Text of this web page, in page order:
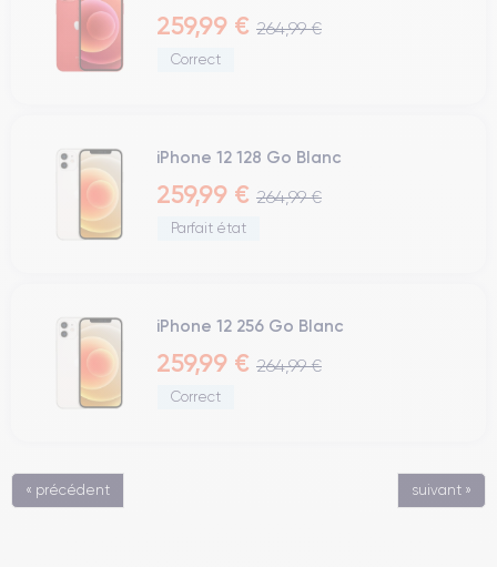
259,99 € 264,99 €
Correct
iPhone 12 128 Go Blanc
259,99 € 264,99 €
Parfait état
iPhone 12 256 Go Blanc
259,99 € 264,99 €
Correct
« précédent suivant »